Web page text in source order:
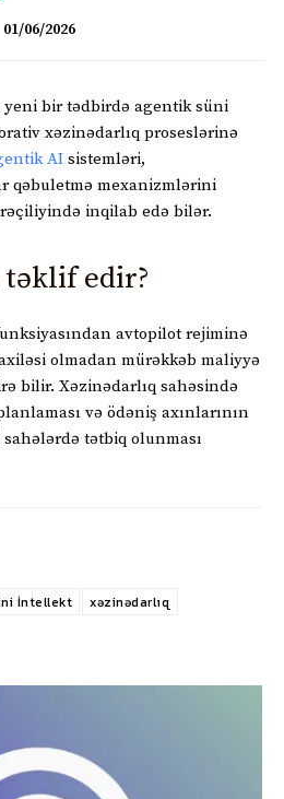
01/06/2026
yeni bir tədbirdə agentik süni
xəzinədarlıq proseslərinə
AI sistemləri,
qəbuletmə mexanizmlərini
inqilab edə bilər.
edir?
avtopilot rejiminə
olmadan mürəkkəb maliyyə
bilir. Xəzinədarlıq sahəsində
və ödəniş axınlarının
tətbiq olunması
İntellekt xəzinədarlıq